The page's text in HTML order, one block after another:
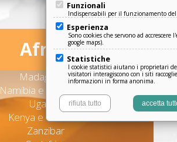
Africa
Madagascar
Namibia e Zimbabwe
Uganda
Kenya e Tanzania
Zanzibar
Funzionali
Indispensabili per il funzionamento
Esperienza
Sono cookies che servono ad accrescere
google maps).
Statistiche
I cookie statistici aiutano i proprietari
visitatori interagiscono con i siti
informazioni in forma anonima.
rifiuta tutto accetta